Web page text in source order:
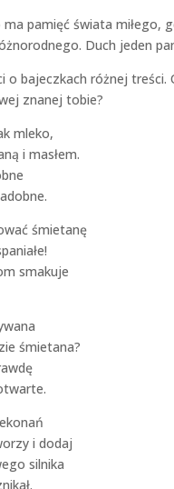
ma pamięć świata miłego,
Duch jeden
o bajeczkach różnej treści.
znanej tobie?
mleko,
i masłem.
śmietanę
smakuje
śmietana?
i dodaj
silnika